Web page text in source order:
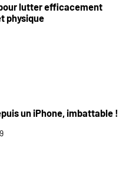
lutter efficacement
physique
un iPhone, imbattable !